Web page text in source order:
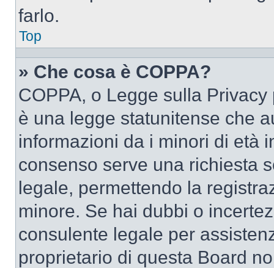
farlo.
Top
» Che cosa è COPPA?
COPPA, o Legge sulla
è una legge statunitense che
informazioni da i minori di età
consenso serve una richiesta
legale, permettendo la
minore. Se hai dubbi o
consulente legale per
proprietario di questa Board